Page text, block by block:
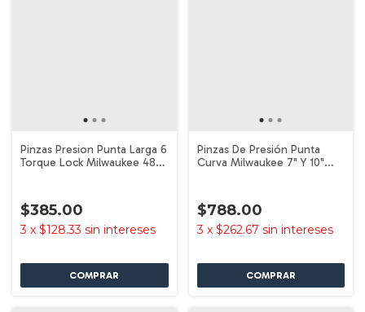
Pinzas Presion Punta Larga 6
Torque Lock Milwaukee 48-
$385.00
3 x $128.33 sin intereses
Pinzas De Presión Punta
Curva Milwaukee 7" Y 10"
$788.00
3 x $262.67 sin intereses